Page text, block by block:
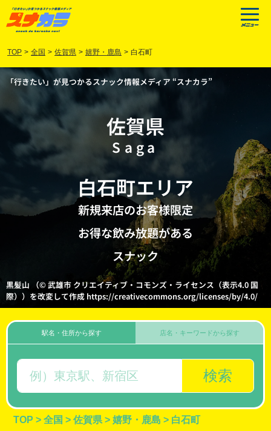
TOP > 全国 > 佐賀県 > 嬉野・鹿島 > 白石町
「行きたい」が見つかるスナック情報メディア “スナカラ”
佐賀県
Saga
白石町エリア
新規来店のお客様限定
お得な飲み放題がある
スナック
黒髪山 （© 武雄市 クリエイティブ・コモンズ・ライセンス（表示4.0 国
際））を改変して作成 https://creativecommons.org/licenses/by/4.0/
駅名・住所から探す
検索
店名・キーワードから探す
TOP > 全国 > 佐賀県 > 嬉野・鹿島 > 白石町